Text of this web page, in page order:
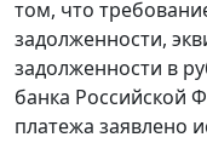
том, что
задолженности,
задолженности в
банка Российской
платежа заявлено